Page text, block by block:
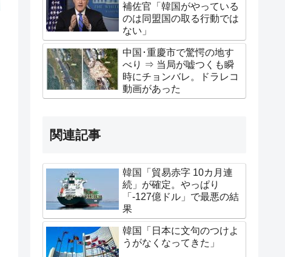
補佐官「韓国がやっている
のは同盟国の取る行動では
ない」
中国･重慶市で驚愕の地す
べり ⇒ 当局が嘘つくも瞬
時にチョンバレ。ドラレコ
動画があった
関連記事
韓国「貿易赤字 10カ月連
続」が確定。やっぱり
「-127億ドル」で最悪の結
果
韓国「日本に文句のつけよ
うがなくなってきた」